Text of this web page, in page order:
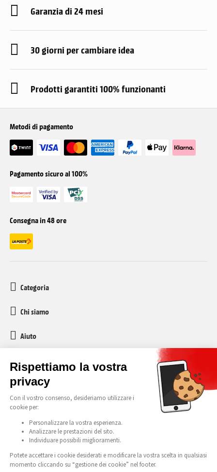
Garanzia di 24 mesi
30 giorni per cambiare idea
Prodotti garantiti 100% funzionanti
Metodi di pagamento
Pagamento sicuro al 100%
Consegna in 48 ore
Categoria
Chi siamo
Aiuto
media-markt-refurbished@recommerce.com
Lunedì-Venerdì 08:00-17:00